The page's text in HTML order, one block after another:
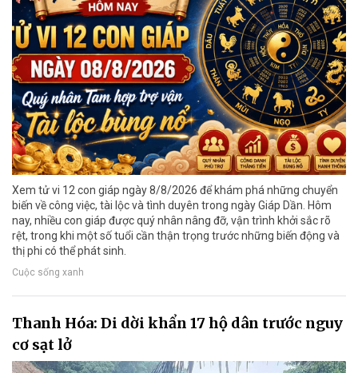
Xem tử vi 12 con giáp ngày 8/8/2026 để khám phá những chuyển
biến về công việc, tài lộc và tình duyên trong ngày Giáp Dần. Hôm
nay, nhiều con giáp được quý nhân nâng đỡ, vận trình khởi sắc rõ
rệt, trong khi một số tuổi cần thận trọng trước những biến động và
thị phi có thể phát sinh.
Cuộc sống xanh
Thanh Hóa: Di dời khẩn 17 hộ dân trước nguy
cơ sạt lở